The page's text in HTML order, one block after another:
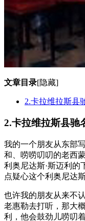
文章目录[隐藏]
2.卡拉维拉斯县
2.卡拉维拉斯县驰
我的一个朋友从东部写信给我，我按照他的嘱咐访问了性情随
和、唠唠叨叨的老西
利奥尼达斯·斯迈利的
点疑心这个利奥尼达
也许我的朋友从来不
老惠勒去打听，那大
利，他会鼓劲儿唠叨